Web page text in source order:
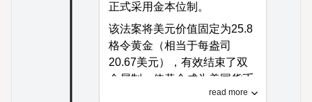
正式采用金本位制。
该法案将美元价值固定为25.8
格令黄金（相当于每盎司
20.67美元），有效结束了双
金属制，使黄金成为美国货币
read more